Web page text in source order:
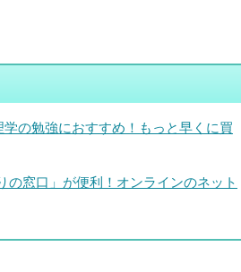
の勉強におすすめ！もっと早くに買
窓口」が便利！オンラインのネット